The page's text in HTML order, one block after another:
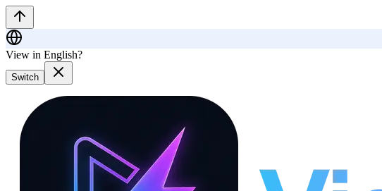
View in English?
Switch